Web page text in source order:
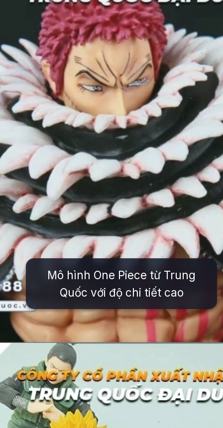
Mô hình One Piece từ Trung
Quốc với độ chi tiết cao
Đang mở